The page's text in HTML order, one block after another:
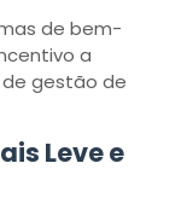
de bem-
a
gestão de
Leve e